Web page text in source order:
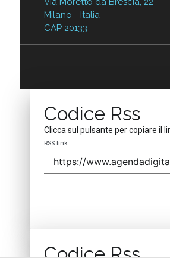
Milano - Italia
CAP 20133
Codice Rss
Clicca sul pulsante per copiare il
RSS link
Codice Rss